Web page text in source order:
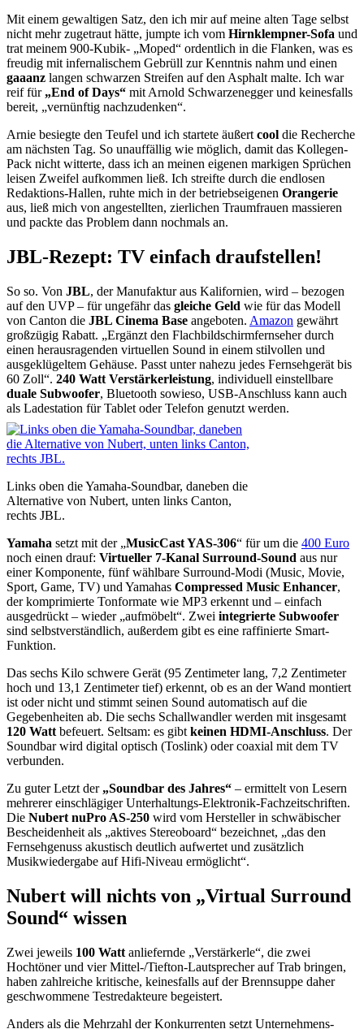
Mit einem gewaltigen Satz, den ich mir auf meine alten Tage selbst
nicht mehr zugetraut hätte, jumpte ich vom Hirnklempner-Sofa und
trat meinem 900-Kubik- „Moped“ ordentlich in die Flanken, was es
freudig mit infernalischem Gebrüll zur Kenntnis nahm und einen
gaaanz langen schwarzen Streifen auf den Asphalt malte. Ich war
reif für „End of Days“ mit Arnold Schwarzenegger und keinesfalls
bereit, „vernünftig nachzudenken“.
Arnie besiegte den Teufel und ich startete äußert cool die Recherche
am nächsten Tag. So unauffällig wie möglich, damit das Kollegen-
Pack nicht witterte, dass ich an meinen eigenen markigen Sprüchen
leisen Zweifel aufkommen ließ. Ich streifte durch die endlosen
Redaktions-Hallen, ruhte mich in der betriebseigenen Orangerie
aus, ließ mich von angestellten, zierlichen Traumfrauen massieren
und packte das Problem dann nochmals an.
JBL-Rezept: TV einfach draufstellen!
So so. Von JBL, der Manufaktur aus Kalifornien, wird – bezogen
auf den UVP – für ungefähr das gleiche Geld wie für das Modell
von Canton die JBL Cinema Base angeboten. Amazon gewährt
großzügig Rabatt. „Ergänzt den Flachbildschirmfernseher durch
einen herausragenden virtuellen Sound in einem stilvollen und
ausgeklügeltem Gehäuse. Passt unter nahezu jedes Fernsehgerät bis
60 Zoll“. 240 Watt Verstärkerleistung, individuell einstellbare
duale Subwoofer, Bluetooth sowieso, USB-Anschluss kann auch
als Ladestation für Tablet oder Telefon genutzt werden.
Links oben die Yamaha-Soundbar, daneben die
Alternative von Nubert, unten links Canton,
rechts JBL.
Yamaha setzt mit der „MusicCast YAS-306“ für um die 400 Euro
noch einen drauf: Virtueller 7-Kanal Surround-Sound aus nur
einer Komponente, fünf wählbare Surround-Modi (Music, Movie,
Sport, Game, TV) und Yamahas Compressed Music Enhancer,
der komprimierte Tonformate wie MP3 erkennt und – einfach
ausgedrückt – wieder „aufmöbelt“. Zwei integrierte Subwoofer
sind selbstverständlich, außerdem gibt es eine raffinierte Smart-
Funktion.
Das sechs Kilo schwere Gerät (95 Zentimeter lang, 7,2 Zentimeter
hoch und 13,1 Zentimeter tief) erkennt, ob es an der Wand montiert
ist oder nicht und stimmt seinen Sound automatisch auf die
Gegebenheiten ab. Die sechs Schallwandler werden mit insgesamt
120 Watt befeuert. Seltsam: es gibt keinen HDMI-Anschluss. Der
Soundbar wird digital optisch (Toslink) oder coaxial mit dem TV
verbunden.
Zu guter Letzt der „Soundbar des Jahres“ – ermittelt von Lesern
mehrerer einschlägiger Unterhaltungs-Elektronik-Fachzeitschriften.
Die Nubert nuPro AS-250 wird vom Hersteller in schwäbischer
Bescheidenheit als „aktives Stereoboard“ bezeichnet, „das den
Fernsehgenuss akustisch deutlich aufwertet und zusätzlich
Musikwiedergabe auf Hifi-Niveau ermöglicht“.
Nubert will nichts von „Virtual Surround
Sound“ wissen
Zwei jeweils 100 Watt anliefernde „Verstärkerle“, die zwei
Hochtöner und vier Mittel-/Tiefton-Lautsprecher auf Trab bringen,
haben zahlreiche kritische, keinesfalls auf der Brennsuppe daher
geschwommene Testredakteure begeistert.
Anders als die Mehrzahl der Konkurrenten setzt Unternehmens-